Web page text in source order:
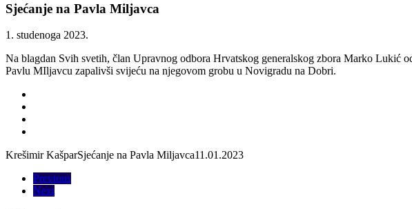
Sjećanje na Pavla Miljavca
1. studenoga 2023.
Na blagdan Svih svetih, član Upravnog odbora Hrvatskog generalskog zbora Marko Lukić
Pavlu MIljavcu zapalivši svijeću na njegovom grobu u Novigradu na Dobri.
Krešimir KašparSjećanje na Pavla Miljavca11.01.2023
Previous
Next